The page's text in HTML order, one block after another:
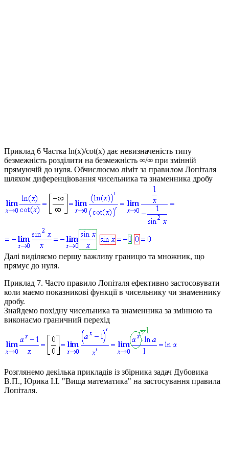
Приклад 6 Частка ln(x)/cot(x) дає невизначеність типу
безмежність розділити на безмежність ∞/∞ при змінній
прямуючій до нуля. Обчислюємо ліміт за правилом Лопіталя
шляхом диференціювання чисельника та знаменника дробу
Далі виділяємо першу важливу границю та множник, що
прямує до нуля.
Приклад 7. Часто правило Лопіталя ефективно застосовувати
коли маємо показникові функції в чисельнику чи знаменнику
дробу.
Знайдемо похідну чисельника та знаменника за змінною та
виконаємо граничний перехід
Розглянемо декілька прикладів із збірника задач Дубовика
В.П., Юрика І.І. "Вища математика" на застосування правила
Лопіталя.